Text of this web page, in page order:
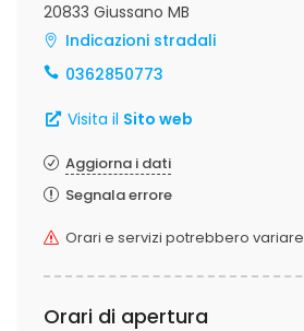
20833 Giussano MB
Indicazioni stradali
0362850773
Visita il Sito web
Aggiorna i dati
Segnala errore
Orari e servizi potrebbero variare
Orari di apertura